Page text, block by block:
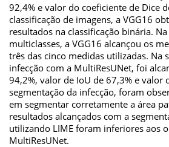
92,4% e valor do coeficiente de Dice
classificação de imagens, a VGG16
resultados na classificação binária.
multiclasses, a VGG16 alcançou os
três das cinco medidas utilizadas. Na
infecção com a MultiResUNet, foi
94,2%, valor de IoU de 67,3% e valor
segmentação da infecção, foram
em segmentar corretamente a área
resultados alcançados com a
utilizando LIME foram inferiores aos
MultiResUNet.